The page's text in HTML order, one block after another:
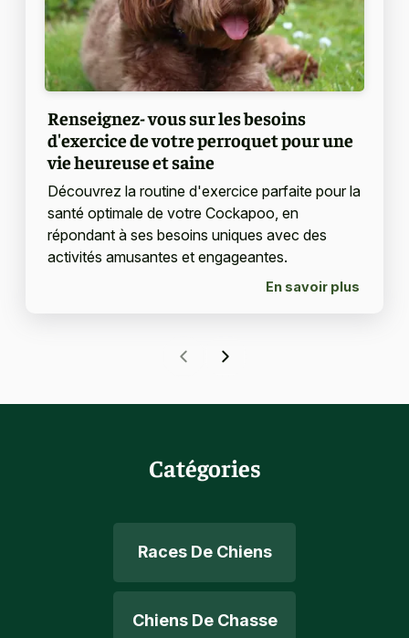
Renseignez- vous sur les besoins
d'exercice de votre perroquet pour une
vie heureuse et saine
Découvrez la routine d'exercice parfaite pour la
santé optimale de votre Cockapoo, en
répondant à ses besoins uniques avec des
activités amusantes et engageantes.
En savoir plus
Catégories
Races De Chiens
Chiens De Chasse